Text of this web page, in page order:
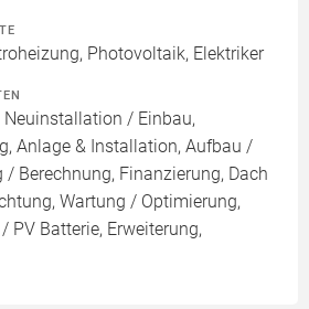
Photovoltaik, Elektriker
Neuinstallation / Einbau,
Anlage & Installation, Aufbau /
Berechnung, Finanzierung, Dach
Wartung / Optimierung,
PV Batterie, Erweiterung,